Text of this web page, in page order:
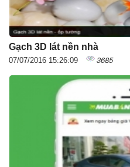
Gạch 3D lát nền nhà
07/07/2016 15:26:09 3685